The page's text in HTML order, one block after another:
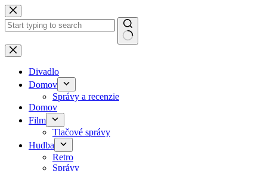
Skip
to
content
No
results
Divadlo
Domov
Správy a recenzie
Domov
Film
Tlačové správy
Hudba
Retro
Správy